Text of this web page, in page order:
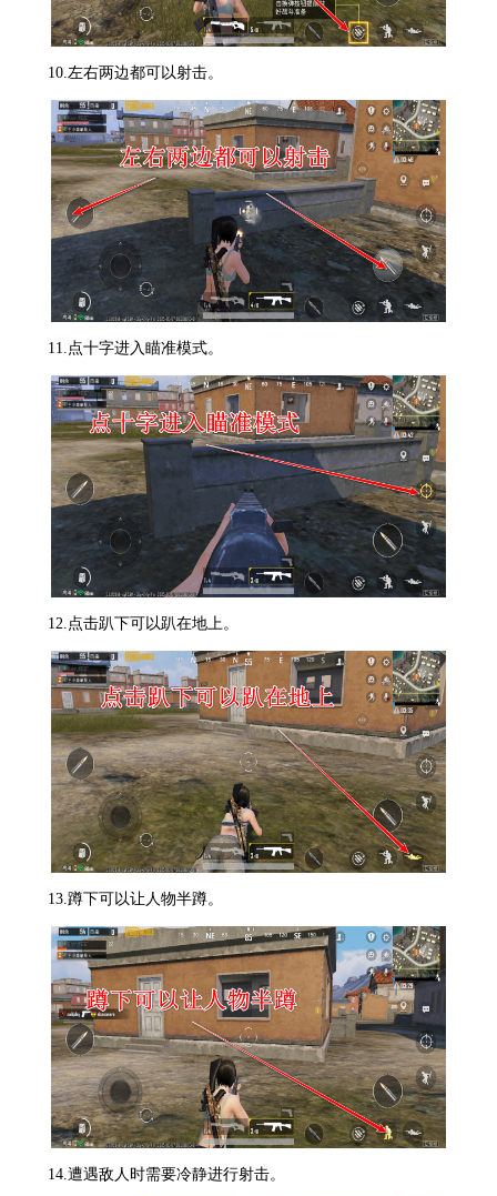
10.左右两边都可以射击。
11.点十字进入瞄准模式。
12.点击趴下可以趴在地上。
13.蹲下可以让人物半蹲。
14.遭遇敌人时需要冷静进行射击。